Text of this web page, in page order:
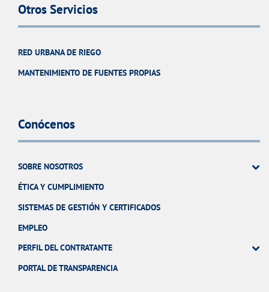
Otros Servicios
RED URBANA DE RIEGO
MANTENIMIENTO DE FUENTES PROPIAS
Conócenos
SOBRE NOSOTROS
ÉTICA Y CUMPLIMIENTO
SISTEMAS DE GESTIÓN Y CERTIFICADOS
EMPLEO
PERFIL DEL CONTRATANTE
PORTAL DE TRANSPARENCIA